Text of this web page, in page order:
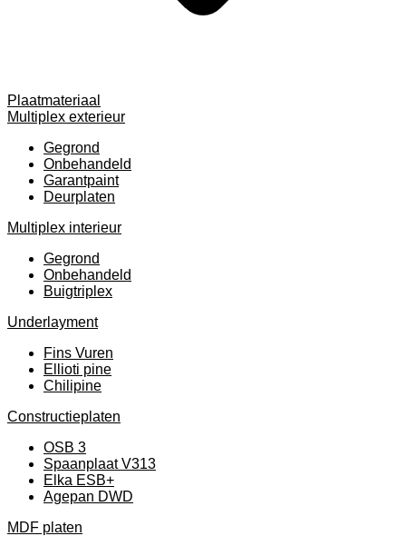
Plaatmateriaal
Multiplex exterieur
Gegrond
Onbehandeld
Garantpaint
Deurplaten
Multiplex interieur
Gegrond
Onbehandeld
Buigtriplex
Underlayment
Fins Vuren
Ellioti pine
Chilipine
Constructieplaten
OSB 3
Spaanplaat V313
Elka ESB+
Agepan DWD
MDF platen